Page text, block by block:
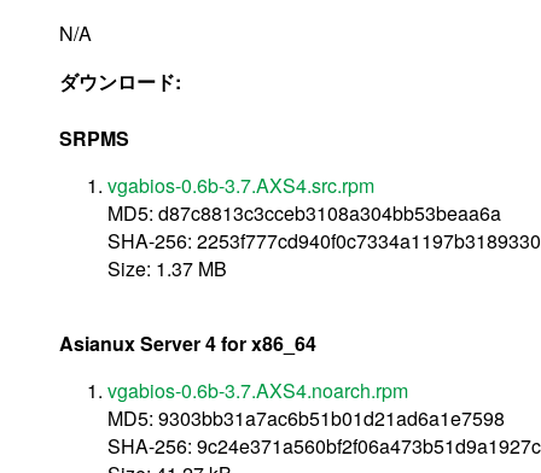
N/A
ダウンロード:
SRPMS
vgabios-0.6b-3.7.AXS4.src.rpm
MD5: d87c8813c3cceb3108a304bb53beaa6a
SHA-256:
Size: 1.37 MB
Asianux Server 4 for x86_64
vgabios-0.6b-3.7.AXS4.noarch.rpm
MD5: 9303bb31a7ac6b51b01d21ad6a1e7598
SHA-256: